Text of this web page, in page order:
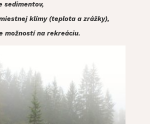
sedimentov,
klímy (teplota a zrážky),
možností na rekreáciu.